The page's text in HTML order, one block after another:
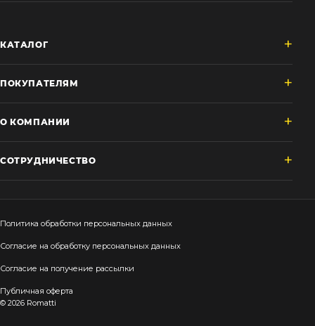
КАТАЛОГ
ПОКУПАТЕЛЯМ
О КОМПАНИИ
СОТРУДНИЧЕСТВО
Политика обработки персональных данных
Согласие на обработку персональных данных
Согласие на получение рассылки
Публичная оферта
© 2026 Romatti